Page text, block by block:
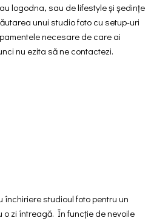
logodna, sau de lifestyle și ședințe
unui studio foto cu setup-uri
necesare de care ai
nu ezita să ne contactezi.
închiriere studioul foto pentru un
o zi întreagă. În funcție de nevoile